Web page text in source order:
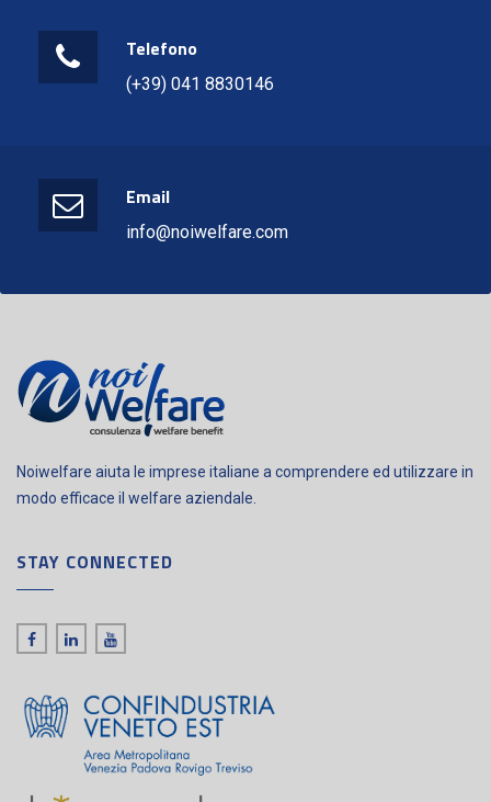
Telefono
(+39) 041 8830146
Email
info@noiwelfare.com
Noiwelfare aiuta le imprese italiane a comprendere ed utilizzare in
modo efficace il welfare aziendale.
STAY CONNECTED